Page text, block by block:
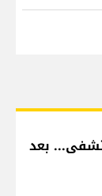
بعد